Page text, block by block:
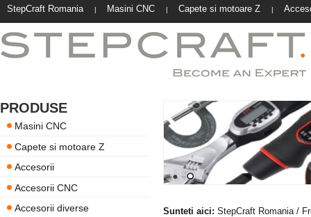
StepCraft Romania | Masini CNC | Capete si motoare Z |
PRODUSE
Masini CNC
Capete si motoare Z
Accesorii
Accesorii CNC
Accesorii diverse
Sunteti aici: StepCraft Romania/